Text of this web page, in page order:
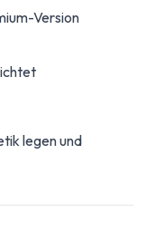
Version
legen und